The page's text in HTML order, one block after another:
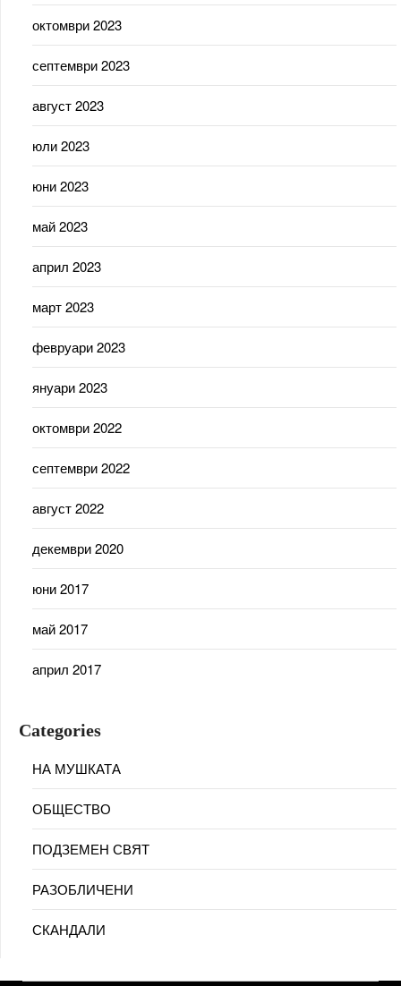
октомври 2023
септември 2023
август 2023
юли 2023
юни 2023
май 2023
април 2023
март 2023
февруари 2023
януари 2023
октомври 2022
септември 2022
август 2022
декември 2020
юни 2017
май 2017
април 2017
Categories
НА МУШКАТА
ОБЩЕСТВО
ПОДЗЕМЕН СВЯТ
РАЗОБЛИЧЕНИ
СКАНДАЛИ